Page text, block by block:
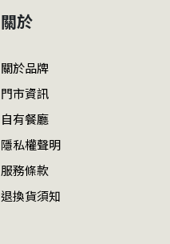
關於
關於品牌
門市資訊
自有餐廳
隱私權聲明
服務條款
退換貨須知